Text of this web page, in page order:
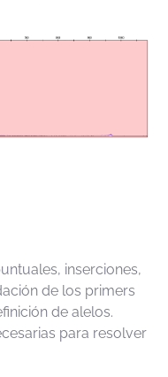
inserciones,
de los primers
de alelos.
para resolver